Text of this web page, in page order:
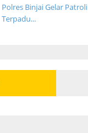
Polres Binjai Gelar Patroli
Terpadu...